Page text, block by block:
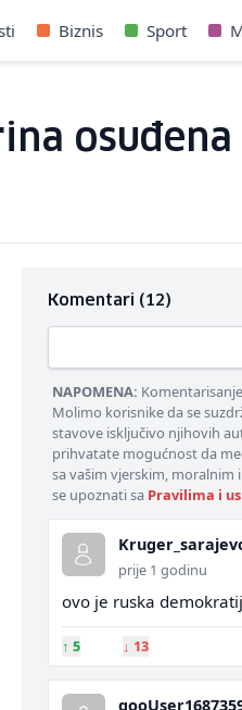
Biznis Sport
Komentari (12)
NAPOMENA:
Molimo korisnike da se
stavove isključivo njihovih
prihvatate mogućnost da
sa vašim vjerskim, moralnim
se upoznati sa Pravilima i
prije 1 godinu
ovo je ruska
↑ 5 ↓ 13